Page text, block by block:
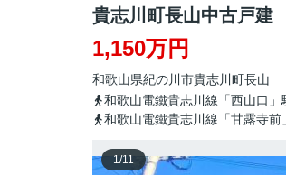
貴志川町長山中古戸建
1,150万円
和歌山県紀の川市貴志川町長山
和歌山電鐵貴志川線「西山口」
和歌山電鐵貴志川線「甘露寺前
1/11